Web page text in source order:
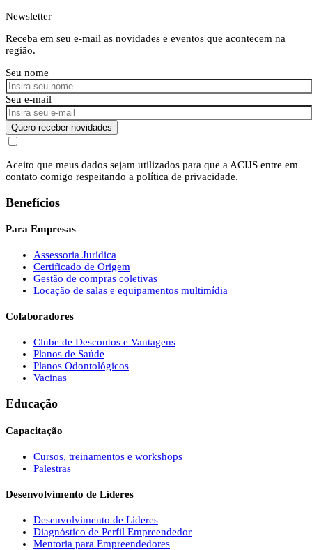
Newsletter
Receba em seu e-mail as novidades e eventos que acontecem na
região.
Seu nome
Seu e-mail
Quero receber novidades
Aceito que meus dados sejam utilizados para que a ACIJS entre em
contato comigo respeitando a política de privacidade.
Benefícios
Para Empresas
Assessoria Jurídica
Certificado de Origem
Gestão de compras coletivas
Locação de salas e equipamentos multimídia
Colaboradores
Clube de Descontos e Vantagens
Planos de Saúde
Planos Odontológicos
Vacinas
Educação
Capacitação
Cursos, treinamentos e workshops
Palestras
Desenvolvimento de Líderes
Desenvolvimento de Líderes
Diagnóstico de Perfil Empreendedor
Mentoria para Empreendedores